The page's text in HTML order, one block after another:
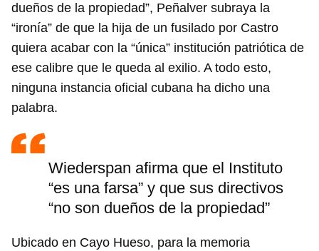
dueños de la propiedad”, Peñalver subraya la
“ironía” de que la hija de un fusilado por Castro
quiera acabar con la “única” institución patriótica de
ese calibre que le queda al exilio. A todo esto,
ninguna instancia oficial cubana ha dicho una
palabra.
Wiederspan afirma que el Instituto
“es una farsa” y que sus directivos
“no son dueños de la propiedad”
Ubicado en Cayo Hueso, para la memoria